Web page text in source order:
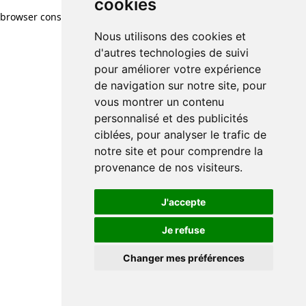
cookies
Nous utilisons des cookies et
d'autres technologies de suivi
pour améliorer votre expérience
de navigation sur notre site, pour
vous montrer un contenu
personnalisé et des publicités
ciblées, pour analyser le trafic de
notre site et pour comprendre la
provenance de nos visiteurs.
J'accepte
Je refuse
Changer mes préférences
browser console for more information)